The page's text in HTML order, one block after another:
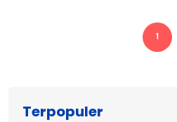
1
Terpopuler